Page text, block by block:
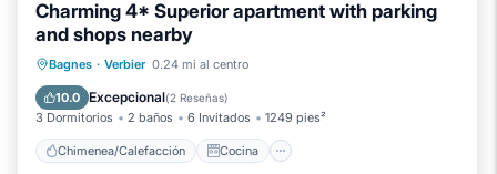
Charming 4* Superior apartment with parking
and shops nearby
Bagnes · Verbier 0.24 mi al centro
10.0 Excepcional(2 Reseñas)
3 Dormitorios 2 baños 6 Invitados 1249 pies²
Chimenea/Calefacción Cocina
Chimenea/Calefacción
Aparcamiento